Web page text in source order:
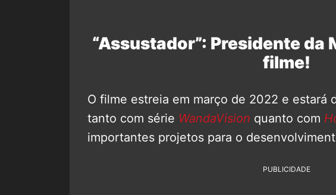
“Assustador”: Presidente da
filme!
O filme estreia em março de 2022 e estará
tanto com série WandaVision quanto com
importantes projetos para o
PUBLICIDADE